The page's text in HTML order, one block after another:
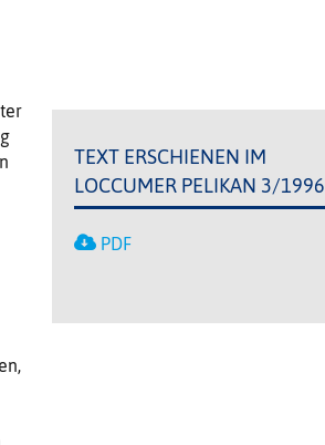
TEXT ERSCHIENEN IM
LOCCUMER PELIKAN 3/1996
PDF